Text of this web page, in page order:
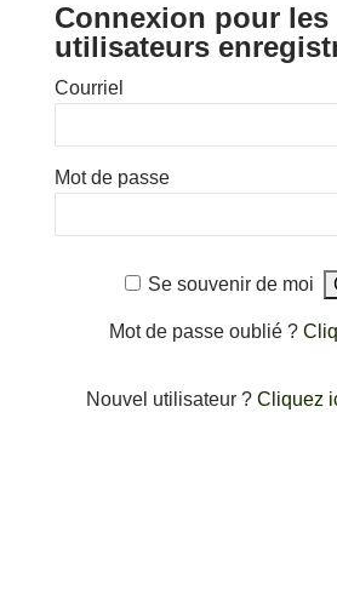
Connexion pour les
utilisateurs
Courriel
Mot de passe
Se souvenir de moi
Mot de passe oublié ?
Nouvel utilisateur ? Cliquez